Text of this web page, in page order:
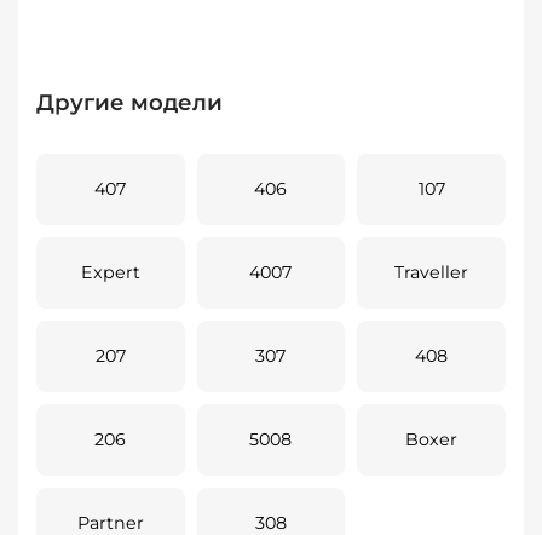
Другие модели
407 406 107
Expert 4007 Traveller
207 307 408
206 5008 Boxer
Partner 308